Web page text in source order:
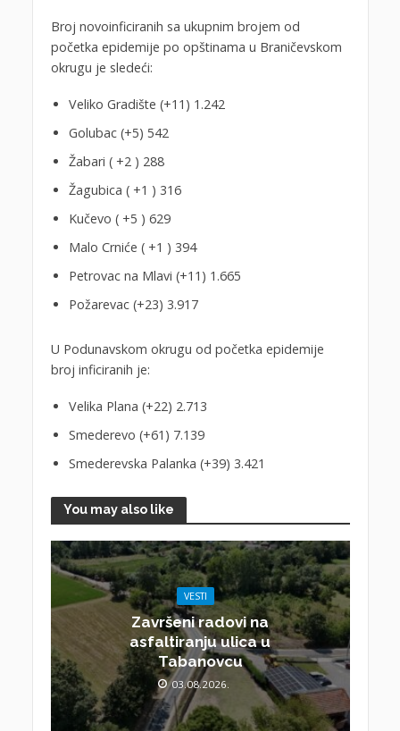
Broj novoinficiranih sa ukupnim brojem od
početka epidemije po opštinama u Braničevskom
okrugu je sledeći:
Veliko Gradište (+11) 1.242
Golubac (+5) 542
Žabari ( +2 ) 288
Žagubica ( +1 ) 316
Kučevo ( +5 ) 629
Malo Crniće ( +1 ) 394
Petrovac na Mlavi (+11) 1.665
Požarevac (+23) 3.917
U Podunavskom okrugu od početka epidemije
broj inficiranih je:
Velika Plana (+22) 2.713
Smederevo (+61) 7.139
Smederevska Palanka (+39) 3.421
You may also like
VESTI
Završeni radovi na
asfaltiranju ulica u
Tabanovcu
03.08.2026.